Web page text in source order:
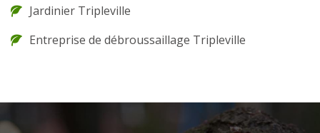
Jardinier Tripleville
Entreprise de débroussaillage Tripleville